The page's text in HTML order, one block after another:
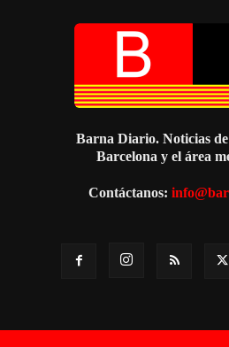
Barna Diario. Noticias
Barcelona y el área
Contáctanos: